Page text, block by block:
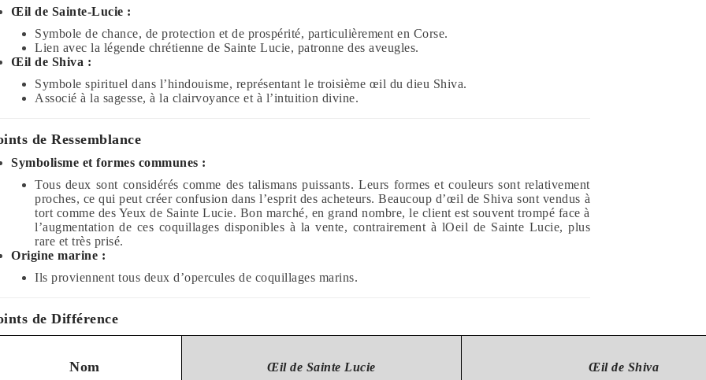
Œil de Sainte-Lucie :
Symbole de chance, de protection et de prospérité, particulièrement en Corse.
Lien avec la légende chrétienne de Sainte Lucie, patronne des aveugles.
Œil de Shiva :
Symbole spirituel dans l’hindouisme, représentant le troisième œil du dieu Shiva.
Associé à la sagesse, à la clairvoyance et à l’intuition divine.
de Ressemblance
Symbolisme et formes communes :
Tous deux sont considérés comme des talismans puissants. Leurs formes et couleurs sont relativement
proches, ce qui peut créer confusion dans l’esprit des acheteurs. Beaucoup d’œil de Shiva sont vendus à
tort comme des Yeux de Sainte Lucie. Bon marché, en grand nombre, le client est souvent trompé face à
l’augmentation de ces coquillages disponibles à la vente, contrairement à lOeil de Sainte Lucie, plus
rare et très prisé.
Origine marine :
Ils proviennent tous deux d’opercules de coquillages marins.
de Différence
Nom Œil de Sainte Lucie Œil de Shiva